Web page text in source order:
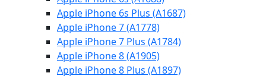
Apple iPhone 6s Plus (A1687)
Apple iPhone 7 (A1778)
Apple iPhone 7 Plus (A1784)
Apple iPhone 8 (A1905)
Apple iPhone 8 Plus (A1897)